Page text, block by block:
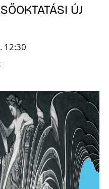
ÚJ
12:30